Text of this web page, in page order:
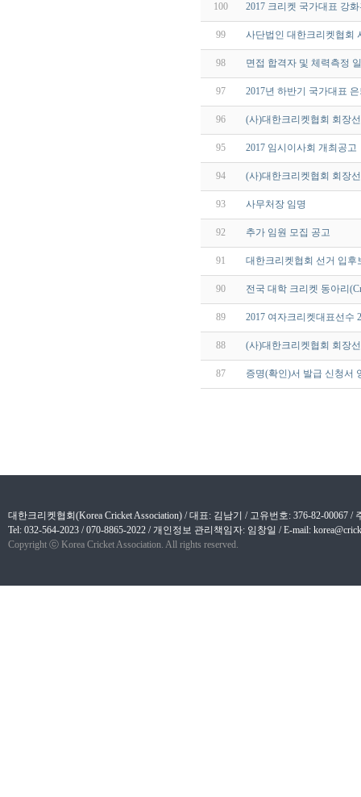
100 2017 크리켓 국가대표 강
99 사단법인 대한크리켓협회
98 면접 합격자 및 체력측정
97 2017년 하반기 국가대표
96 (사)대한크리켓협회 회장
95 2017 임시이사회 개최공고
94 (사)대한크리켓협회 회장
93 사무처장 임명
92 추가 임원 모집 공고
91 대한크리켓협회 선거 입후
90 전국 대학 크리켓 동아리
89 2017 여자크리켓대표선수
88 (사)대한크리켓협회 회장
87 증명(확인)서 발급 신청서
대한크리켓협회(Korea Cricket Association) / 대표: 김남기 / 고유번호: 376-82-00067
Tel: 032-564-2023 / 070-8865-2022 / 개인정보 관리책임자: 임창일 / E-mail:
Copyright ⓒ Korea Cricket Association. All rights reserved.